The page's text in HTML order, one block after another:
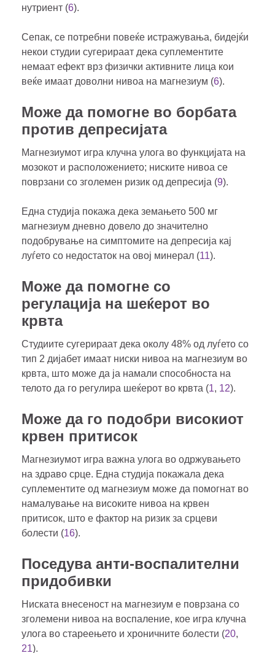
нутриент (6).
Сепак, се потребни повеќе истражувања, бидејќи
некои студии сугерираат дека суплементите
немаат ефект врз физички активните лица кои
веќе имаат доволни нивоа на магнезиум (6).
Може да помогне во борбата
против депресијата
Магнезиумот игра клучна улога во функцијата на
мозокот и расположението; ниските нивоа се
поврзани со зголемен ризик од депресија (9).
Една студија покажа дека земањето 500 мг
магнезиум дневно довело до значително
подобрување на симптомите на депресија кај
луѓето со недостаток на овој минерал (11).
Може да помогне со
регулација на шеќерот во
крвта
Студиите сугерираат дека околу 48% од луѓето со
тип 2 дијабет имаат ниски нивоа на магнезиум во
крвта, што може да ја намали способноста на
телото да го регулира шеќерот во крвта (1, 12).
Може да го подобри високиот
крвен притисок
Магнезиумот игра важна улога во одржувањето
на здраво срце. Една студија покажала дека
суплементите од магнезиум може да помогнат во
намалување на високите нивоа на крвен
притисок, што е фактор на ризик за срцеви
болести (16).
Поседува анти-воспалителни
придобивки
Ниската внесеност на магнезиум е поврзана со
зголемени нивоа на воспаление, кое игра клучна
улога во стареењето и хроничните болести (20,
21).